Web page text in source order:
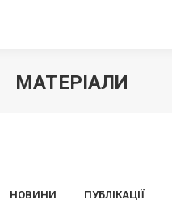
МАТЕРІАЛИ
НОВИНИ ПУБЛІКАЦІЇ